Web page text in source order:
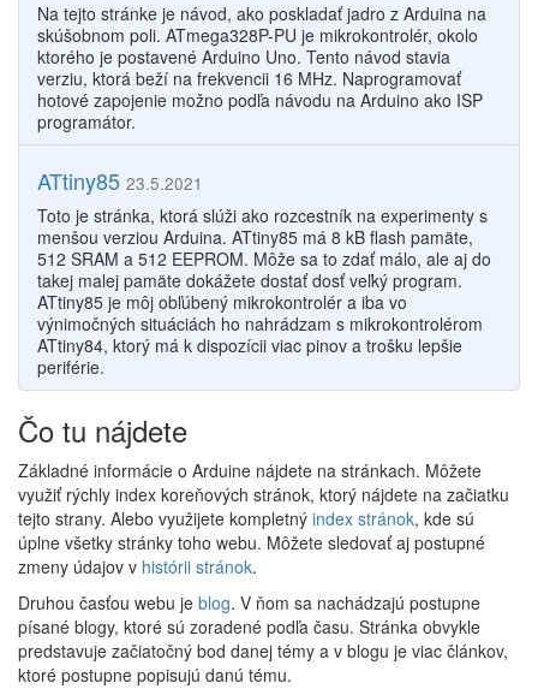
Na tejto stránke je návod, ako poskladať jadro z Arduina na
skúšobnom poli. ATmega328P-PU je mikrokontrolér, okolo
ktorého je postavené Arduino Uno. Tento návod stavia
verziu, ktorá beží na frekvencii 16 MHz. Naprogramovať
hotové zapojenie možno podľa návodu na Arduino ako ISP
programátor.
ATtiny85 23.5.2021
Toto je stránka, ktorá slúži ako rozcestník na experimenty s
menšou verziou Arduina. ATtiny85 má 8 kB flash pamäte,
512 SRAM a 512 EEPROM. Môže sa to zdať málo, ale aj do
takej malej pamäte dokážete dostať dosť veľký program.
ATtiny85 je môj obľúbený mikrokontrolér a iba vo
výnimočných situáciách ho nahrádzam s mikrokontrolérom
ATtiny84, ktorý má k dispozícii viac pinov a trošku lepšie
periférie.
Čo tu nájdete
Základné informácie o Arduine nájdete na stránkach. Môžete
využiť rýchly index koreňových stránok, ktorý nájdete na začiatku
tejto strany. Alebo využijete kompletný index stránok, kde sú
úplne všetky stránky toho webu. Môžete sledovať aj postupné
zmeny údajov v histórii stránok.
Druhou časťou webu je blog. V ňom sa nachádzajú postupne
písané blogy, ktoré sú zoradené podľa času. Stránka obvykle
predstavuje začiatočný bod danej témy a v blogu je viac článkov,
ktoré postupne popisujú danú tému.